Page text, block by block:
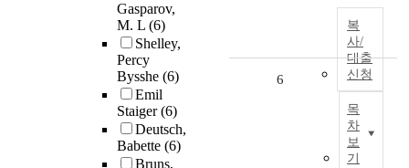
Gasparov,
M. L (6)
Shelley,
Percy
Bysshe (6)
Emil
Staiger(6)
Deutsch,
Babette (6)
Bruns,
복
사/
대출
신청
목
차
보
기
6